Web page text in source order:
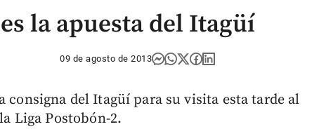
la apuesta del Itagüí
09 de agosto de 2013
consigna del Itagüí para su visita esta tarde al
Liga Postobón-2.